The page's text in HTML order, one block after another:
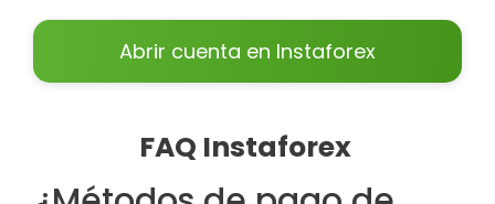
Abrir cuenta en Instaforex
FAQ Instaforex